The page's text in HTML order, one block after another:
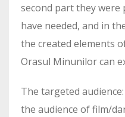
second part they were
have needed, and in
the created elements
Orasul Minunilor can
The targeted
the audience of film/